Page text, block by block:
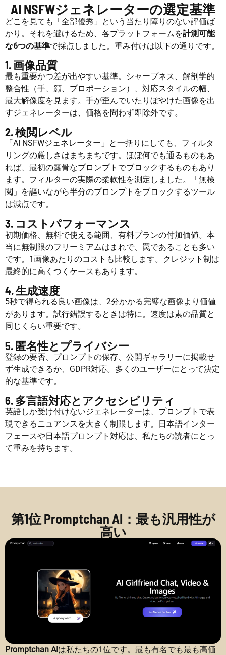
AI NSFWジェネレーターの選定基準
どこを見ても「全部優秀」という当たり障りのない評価ば
かり。それを避けるため、各プラットフォームを計測可能
な6つの基準で採点しました。重み付けは以下の通りです。
1. 画像品質
最も重要かつ差が出やすい基準。シャープネス、解剖学的
整合性（手、顔、プロポーション）、対応スタイルの幅、
最大解像度を見ます。手が歪んでいたりぼやけた画像を出
すジェネレーターは、価格を問わず即除外です。
2. 検閲レベル
「AI NSFWジェネレーター」と一括りにしても、フィルタ
リングの厳しさはまちまちです。ほぼ何でも通るものもあ
れば、最初の露骨なプロンプトでブロックするものもあり
ます。フィルターの実際の柔軟性を測定しました。「無検
閲」を謳いながら半分のプロンプトをブロックするツール
は減点です。
3. コストパフォーマンス
初期価格、無料で使える範囲、有料プランの付加価値。本
当に無制限のフリーミアムはまれで、罠であることも多い
です。1画像あたりのコストも比較します。クレジット制は
最終的に高くつくケースもあります。
4. 生成速度
5秒で得られる良い画像は、2分かかる完璧な画像より価値
があります。試行錯誤するときは特に。速度は素の品質と
同じくらい重要です。
5. 匿名性とプライバシー
登録の要否、プロンプトの保存、公開ギャラリーに掲載せ
ず生成できるか、GDPR対応。多くのユーザーにとって決定
的な基準です。
6. 多言語対応とアクセシビリティ
英語しか受け付けないジェネレーターは、プロンプトで表
現できるニュアンスを大きく制限します。日本語インター
フェースや日本語プロンプト対応は、私たちの読者にとっ
て重みを持ちます。
第1位 Promptchan AI：最も汎用性が
高い
Promptchan AIは私たちの1位です。最も有名でも最も高価